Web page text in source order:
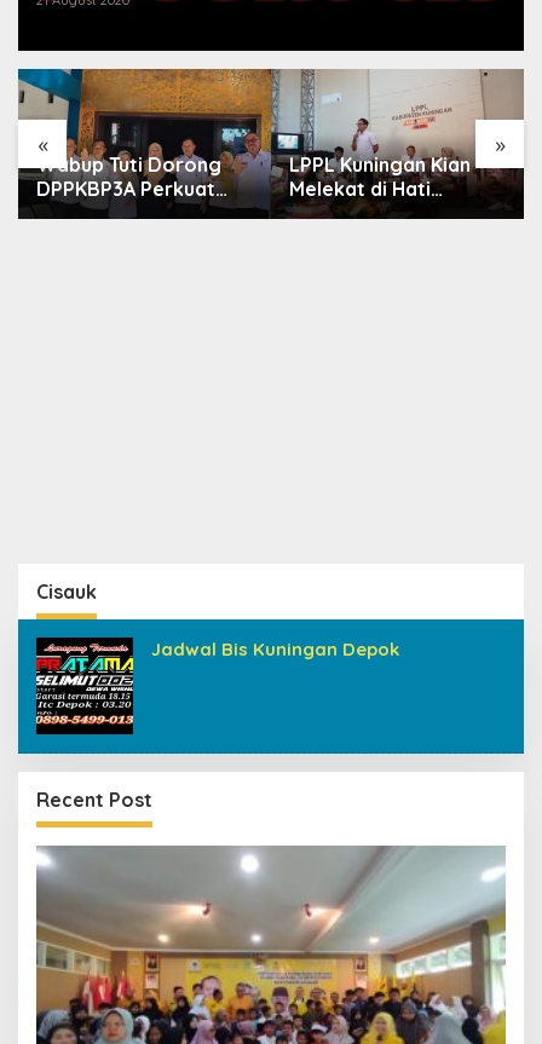
« »
Wabup Tuti Dorong
DPPKBP3A Perkuat
Upaya Tekan Stunting
LPPL Kuningan Kian
Melekat di Hati
Masyarakat, Dewas
Cisauk
Jadwal Bis Kuningan Depok
Recent Post